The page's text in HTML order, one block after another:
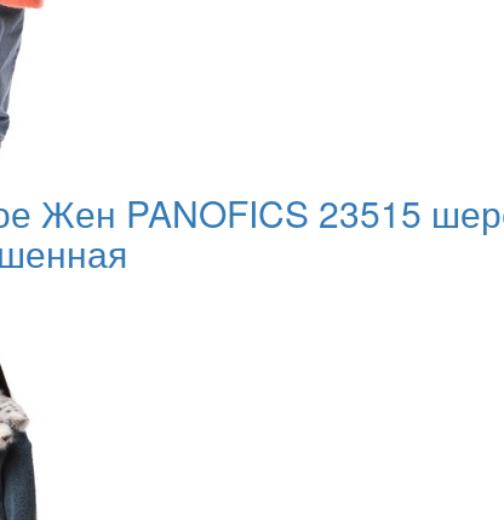
Жен PANOFICS 23515